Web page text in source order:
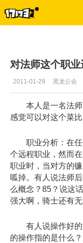
对法师这个职
2011-01-29 黑龙公会
本人是一名法师
感觉可以对这个菜
职业分析：在任
个远程职业，然而
职业时，当对方的
呱掉。有人说法师
么概念？85？说这
强大啊，骑士还有无
有人说操作好的
的操作指的是什么